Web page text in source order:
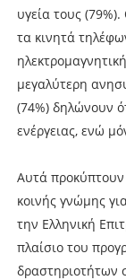
υγεία τους
τα κινητά
μεγαλύτερη
(74%) δηλώνουν
ενέργειας, ενώ
Αυτά
κοινής γνώμης
την Ελληνική
πλαίσιο του
δραστηριοτήτων